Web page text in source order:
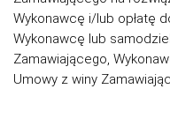
Wykonawcę i/lub opłatę
Wykonawcę lub
Zamawiającego,
Umowy z winy